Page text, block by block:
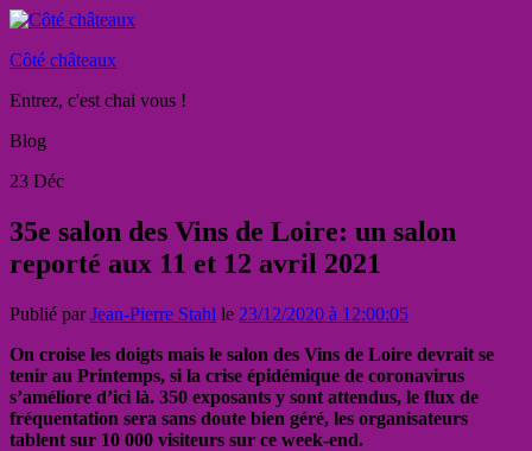
Côté châteaux
Entrez, c'est chai vous !
Blog
23 Déc
35e salon des Vins de Loire: un salon
reporté aux 11 et 12 avril 2021
Publié parJean-Pierre Stahl le 23/12/2020 à 12:00:05
On croise les doigts mais le salon des Vins de Loire devrait se
tenir au Printemps, si la crise épidémique de coronavirus
s’améliore d’ici là. 350 exposants y sont attendus, le flux de
fréquentation sera sans doute bien géré, les organisateurs
tablent sur 10 000 visiteurs sur ce week-end.